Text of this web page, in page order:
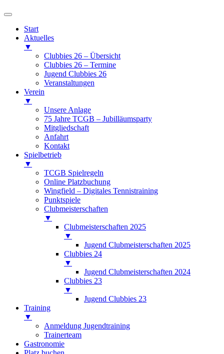
Start
Aktuelles
▼
Clubbies 26 – Übersicht
Clubbies 26 – Termine
Jugend Clubbies 26
Veranstaltungen
Verein
▼
Unsere Anlage
75 Jahre TCGB – Jubilläumsparty
Mitgliedschaft
Anfahrt
Kontakt
Spielbetrieb
▼
TCGB Spielregeln
Online Platzbuchung
Wingfield – Digitales Tennistraining
Punktspiele
Clubmeisterschaften
▼
Clubmeisterschaften 2025
▼
Jugend Clubmeisterschaften 2025
Clubbies 24
▼
Jugend Clubmeisterschaften 2024
Clubbies 23
▼
Jugend Clubbies 23
Training
▼
Anmeldung Jugendtraining
Trainerteam
Gastronomie